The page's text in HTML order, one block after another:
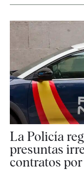
La Policía
presuntas
contratos